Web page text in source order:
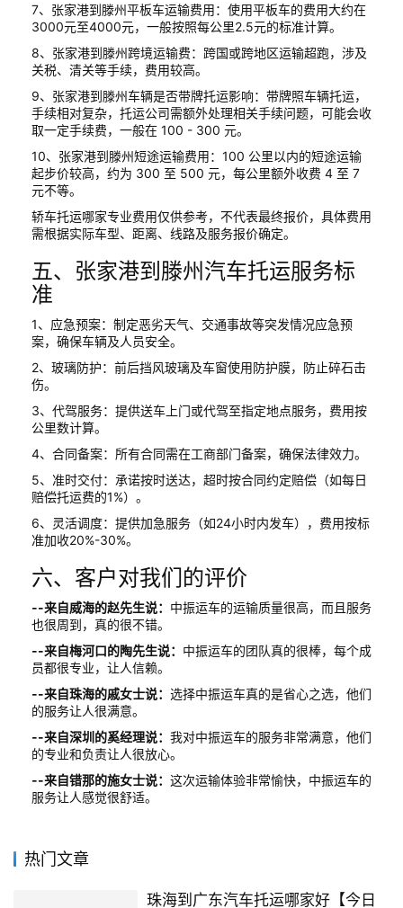
7、张家港到滕州平板车运输费用：使用平板车的费用大约在
3000元至4000元，一般按照每公里2.5元的标准计算。
8、张家港到滕州跨境运输费：跨国或跨地区运输超跑，涉及
关税、清关等手续，费用较高。
9、张家港到滕州车辆是否带牌托运影响：带牌照车辆托运，
手续相对复杂，托运公司需额外处理相关手续问题，可能会收
取一定手续费，一般在 100 - 300 元。
10、张家港到滕州短途运输费用：100 公里以内的短途运输
起步价较高，约为 300 至 500 元，每公里额外收费 4 至 7
元不等。
轿车托运哪家专业费用仅供参考，不代表最终报价，具体费用
需根据实际车型、距离、线路及服务报价确定。
五、张家港到滕州汽车托运服务标
准
1、应急预案：制定恶劣天气、交通事故等突发情况应急预
案，确保车辆及人员安全。
2、玻璃防护：前后挡风玻璃及车窗使用防护膜，防止碎石击
伤。
3、代驾服务：提供送车上门或代驾至指定地点服务，费用按
公里数计算。
4、合同备案：所有合同需在工商部门备案，确保法律效力。
5、准时交付：承诺按时送达，超时按合同约定赔偿（如每日
赔偿托运费的1%）。
6、灵活调度：提供加急服务（如24小时内发车），费用按标
准加收20%-30%。
六、客户对我们的评价
--来自威海的赵先生说： 中振运车的运输质量很高，而且服务
也很周到，真的很不错。
--来自梅河口的陶先生说： 中振运车的团队真的很棒，每个成
员都很专业，让人信赖。
--来自珠海的戚女士说： 选择中振运车真的是省心之选，他们
的服务让人很满意。
--来自深圳的奚经理说： 我对中振运车的服务非常满意，他们
的专业和负责让人很放心。
--来自错那的施女士说： 这次运输体验非常愉快，中振运车的
服务让人感觉很舒适。
热门文章
珠海到广东汽车托运哪家好【今日